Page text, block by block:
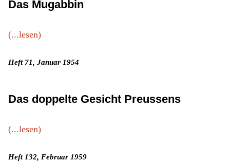
Das Mugabbin
(...lesen)
Heft 71, Januar 1954
Das doppelte Gesicht Preussens
(...lesen)
Heft 132, Februar 1959